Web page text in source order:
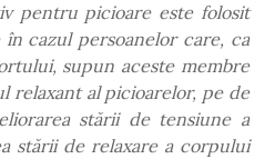
pentru picioare este folosit
cazul persoanelor care, ca
supun aceste membre
relaxant al picioarelor, pe de
stării de tensiune a
stării de relaxare a corpului